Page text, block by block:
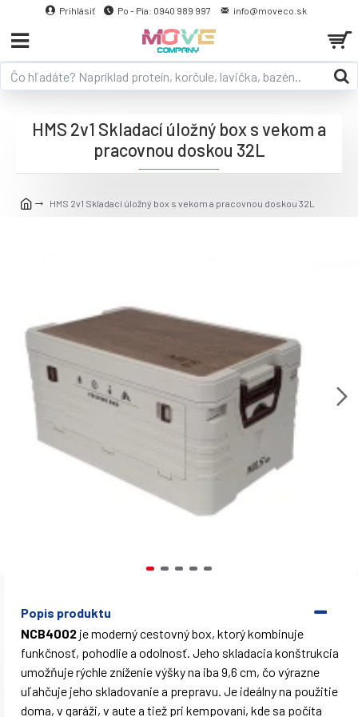
Prihlásiť Po - Pia: 0940 989 997 info@moveco.sk
HMS 2v1 Skladací úložný box s vekom a pracovnou doskou 32L
HMS 2v1 Skladací úložný box s vekom a
pracovnou doskou 32L
Popis produktu
NCB4002 je moderný cestovný box, ktorý kombinuje
funkčnosť, pohodlie a odolnosť. Jeho skladacia konštrukcia
umožňuje rýchle zníženie výšky na iba 9,6 cm, čo výrazne
uľahčuje jeho skladovanie a prepravu. Je ideálny na použitie
doma, v garáži, v aute a tiež pri kempovaní, kde sa počíta